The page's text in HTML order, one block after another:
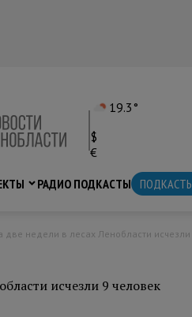
19.3°
$
€
РАДИО ПОДКАСТЫ
две недели в лесах Ленобласти исчезли
исчезли 9 человек